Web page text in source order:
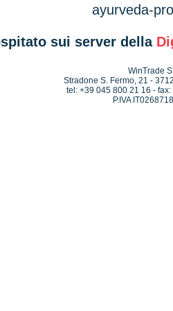
ayurveda-
sui server della
WinTrade
Stradone S. Fermo, 21 -
tel: +39 045 800 21 16 -
P.IVA